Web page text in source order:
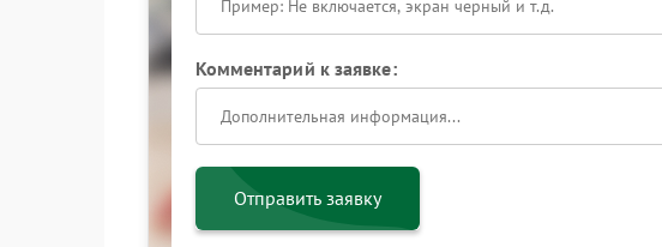
Комментарий к заявке:
Отправить заявку